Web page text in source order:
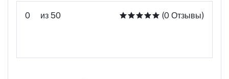
0 из 50 (0 Отзывы)